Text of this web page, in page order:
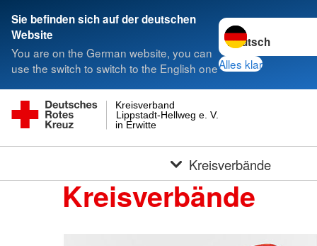
Sie befinden sich auf der deutschen
Website
You are on the German website, you can
use the switch to switch to the English one
Sprache wechseln
Alles klar
in Erwitte
Lippstadt-Hellweg e. V.
Kreisverband
Kreisverbände
Kreisverbände